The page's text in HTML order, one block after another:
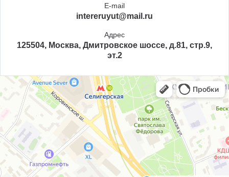
E-mail
intereruyut@mail.ru
Адрес
125504, Москва, Дмитровское шоссе, д.81, стр.9,
эт.2